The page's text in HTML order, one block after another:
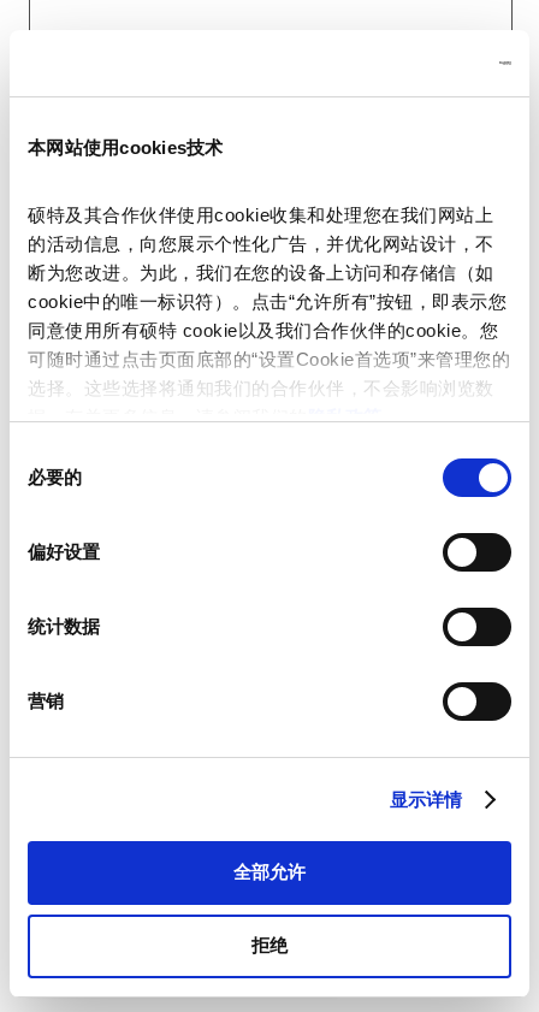
本网站使用cookies技术
硕特及其合作伙伴使用cookie收集和处理您在我们网站上
的活动信息，向您展示个性化广告，并优化网站设计，不
断为您改进。为此，我们在您的设备上访问和存储信（如
cookie中的唯一标识符）。点击“允许所有”按钮，即表示您
同意使用所有硕特 cookie以及我们合作伙伴的cookie。您
可随时通过点击页面底部的“设置Cookie首选项”来管理您的
选择。这些选择将通知我们的合作伙伴，不会影响浏览数
据。有关更多信息，请参阅我们的隐私政策。
必要的
偏好设置
统计数据
营销
显示详情
全部允许
拒绝
电话号码
留言*
硕特可从您提供的联系信息，与您沟通联系。您可从订阅了我们
法律的规定，您可以撤回此前向我们提供的任何同意和取消订阅
处理和隐私保护措施，或者取消订阅，请查看我们的隐私政策。*
我同意接受一般条款和条件以及隐私政策。